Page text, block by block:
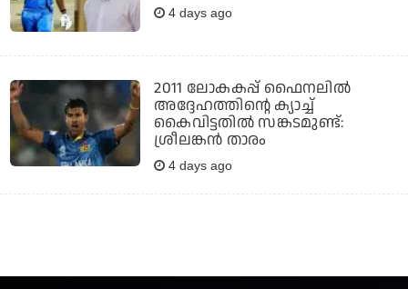
4 days ago
2011 ലോകകപ്പ് ഫൈനലില്‍
അദ്ദേഹത്തിന്റെ ക്യാച്ച്
കൈവിട്ടതില്‍ സങ്കടമുണ്ട്:
ശ്രീലങ്കന്‍ താരം
4 days ago